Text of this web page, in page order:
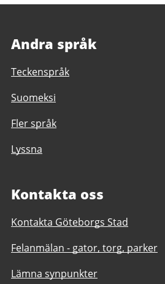
Andra språk
Teckenspråk
Suomeksi
Fler språk
Lyssna
Kontakta oss
Kontakta Göteborgs Stad
Felanmälan - gator, torg, parker
Lämna synpunkter